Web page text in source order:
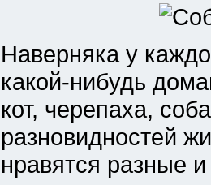
Наверняка у
какой-нибудь
кот, черепаха,
разновидностей
нравятся разные